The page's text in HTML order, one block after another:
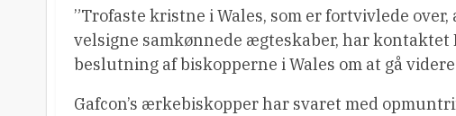
”Trofaste kristne i Wales, som er fortvivlede
velsigne samkønnede ægteskaber, har
beslutning af biskopperne i Wales om at gå
Gafcon’s ærkebiskopper har svaret med